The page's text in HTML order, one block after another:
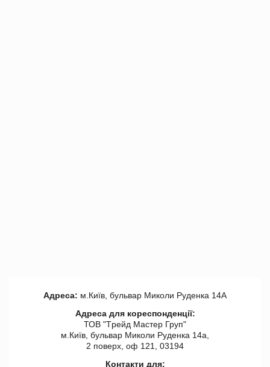
Адреса: м.Київ, бульвар Миколи Руденка 14А
Адреса для кореспонденції:
ТОВ "Tрейд Мастер Груп"
м.Київ, бульвар Миколи Руденка 14а,
2 поверх, оф 121, 03194
Контакти для: